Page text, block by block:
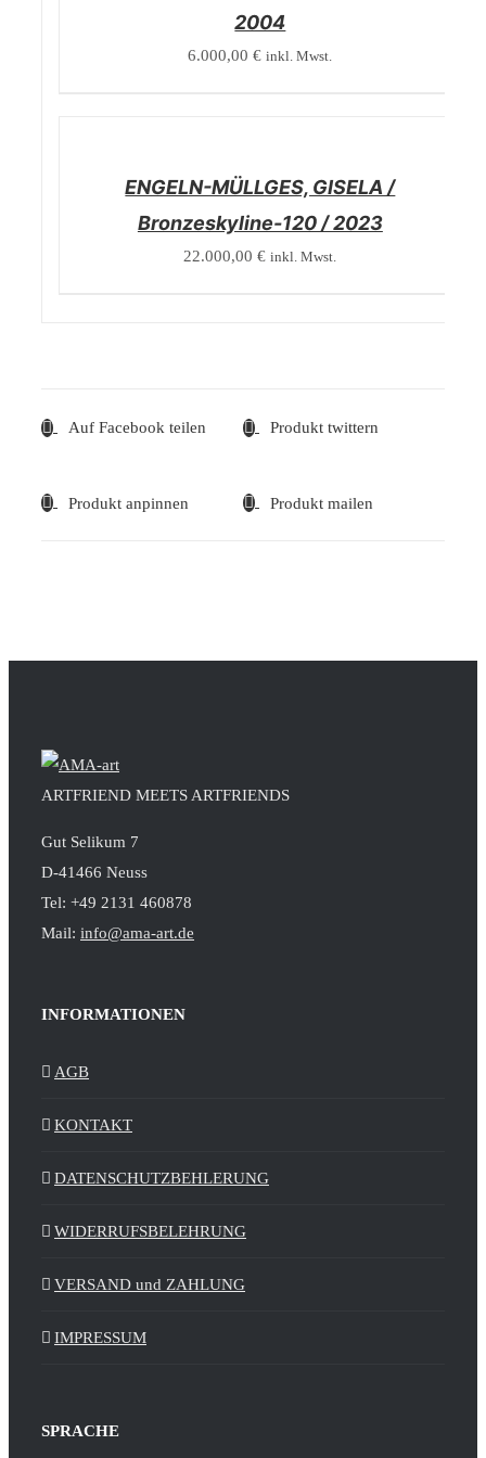
2004
6.000,00€ inkl. Mwst.
ENGELN-MÜLLGES, GISELA /
Bronzeskyline-120 / 2023
22.000,00€ inkl. Mwst.
Auf Facebook teilen Produkt twittern
Produkt anpinnen Produkt mailen
ARTFRIEND MEETS ARTFRIENDS
Gut Selikum 7
D-41466 Neuss
Tel: +49 2131 460878
Mail: info@ama-art.de
INFORMATIONEN
AGB
KONTAKT
DATENSCHUTZBEHLERUNG
WIDERRUFSBELEHRUNG
VERSAND und ZAHLUNG
IMPRESSUM
SPRACHE